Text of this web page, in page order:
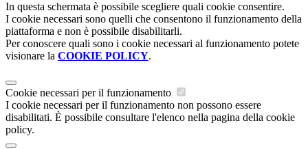
In questa schermata è possibile scegliere quali cookie consentire.
I cookie necessari sono quelli che consentono il funzionamento della
piattaforma e non è possibile disabilitarli.
Per conoscere quali sono i cookie necessari al funzionamento potete
visionare la COOKIE POLICY.
Cookie necessari per il funzionamento
I cookie necessari per il funzionamento non possono essere
disabilitati. È possibile consultare l'elenco nella pagina della cookie
policy.